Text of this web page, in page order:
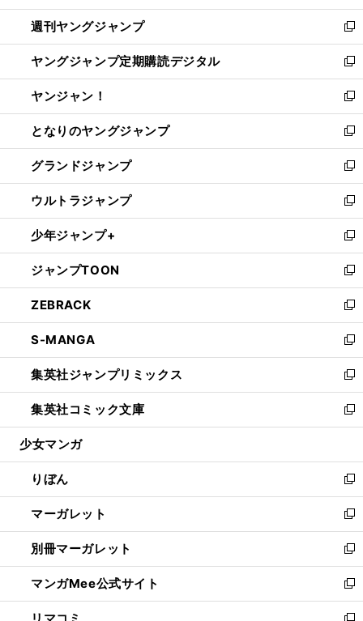
開
く
ウ
で
開
く
ン
ド
ウ
で
開
く
ウ
ィ
ン
ド
ウ
で
開
く
週刊ヤングジャンプ
新
し
い
ウ
ィ
ン
ド
ウ
で
開
く
ヤングジャンプ定期購読デジタル
新
し
い
ウ
ィ
ン
ド
ウ
で
開
く
ヤンジャン！
新
し
い
ウ
ィ
ン
ド
ウ
で
開
く
となりのヤングジャンプ
新
し
い
ウ
ィ
ン
ド
ウ
で
開
く
グランドジャンプ
新
し
い
ウ
ィ
ン
ド
ウ
で
開
く
ウルトラジャンプ
新
し
い
ウ
ィ
ン
ド
ウ
で
開
く
少年ジャンプ+
新
し
い
ウ
ィ
ン
ド
ウ
で
開
く
ジャンプTOON
新
し
い
ウ
ィ
ン
ド
ウ
で
開
ZEBRACK
新
し
い
ウ
ィ
ン
ド
ウ
開
く
S-MANGA
新
し
い
ウ
ィ
ン
ウ
で
開
く
集英社ジャンプリミックス
新
し
い
ウ
ン
ド
ウ
で
開
く
集英社コミック文庫
新
し
ウ
ィ
ン
ド
ウ
で
開
く
少女マンガ
りぼん
新
し
い
ウ
ィ
ン
ド
ウ
マーガレット
新
し
い
ウ
ィ
ン
別冊マーガレット
新
し
い
ウ
マンガMee公式サイト
新
し